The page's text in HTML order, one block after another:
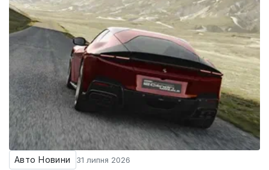
Авто Новини 31 липня 2026